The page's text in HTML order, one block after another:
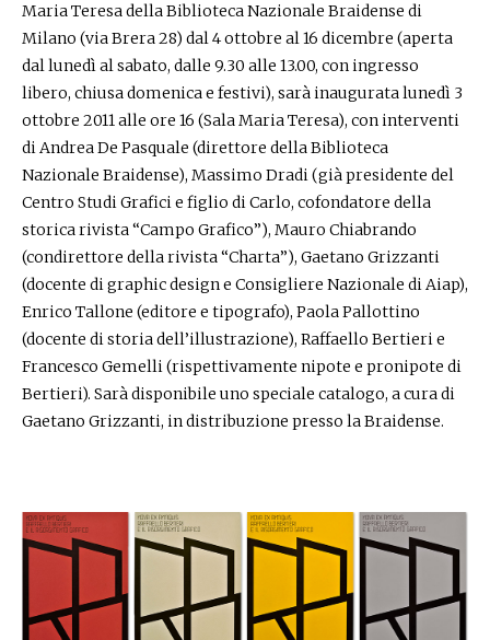
Maria Teresa della Biblioteca Nazionale Braidense di
Milano (via Brera 28) dal 4 ottobre al 16 dicembre (aperta
dal lunedì al sabato, dalle 9.30 alle 13.00, con ingresso
libero, chiusa domenica e festivi), sarà inaugurata lunedì 3
ottobre 2011 alle ore 16 (Sala Maria Teresa), con interventi
di Andrea De Pasquale (direttore della Biblioteca
Nazionale Braidense), Massimo Dradi (già presidente del
Centro Studi Grafici e figlio di Carlo, cofondatore della
storica rivista “Campo Grafico”), Mauro Chiabrando
(condirettore della rivista “Charta”), Gaetano Grizzanti
(docente di graphic design e Consigliere Nazionale di Aiap),
Enrico Tallone (editore e tipografo), Paola Pallottino
(docente di storia dell’illustrazione), Raffaello Bertieri e
Francesco Gemelli (rispettivamente nipote e pronipote di
Bertieri). Sarà disponibile uno speciale catalogo, a cura di
Gaetano Grizzanti, in distribuzione presso la Braidense.